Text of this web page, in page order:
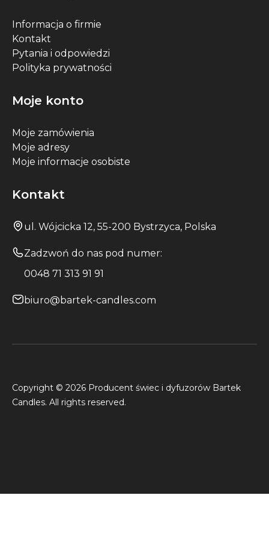
Informacja o firmie
Kontakt
Pytania i odpowiedzi
Polityka prywatności
Moje konto
Moje zamówienia
Moje adresy
Moje informacje osobiste
Kontakt
ul. Wójcicka 12, 55-200 Bystrzyca, Polska
Zadzwoń do nas pod numer:
0048 71 313 91 91
biuro@bartek-candles.com
Copyright © 2026 Producent świec i dyfuzorów Bartek
Candles. All rights reserved.